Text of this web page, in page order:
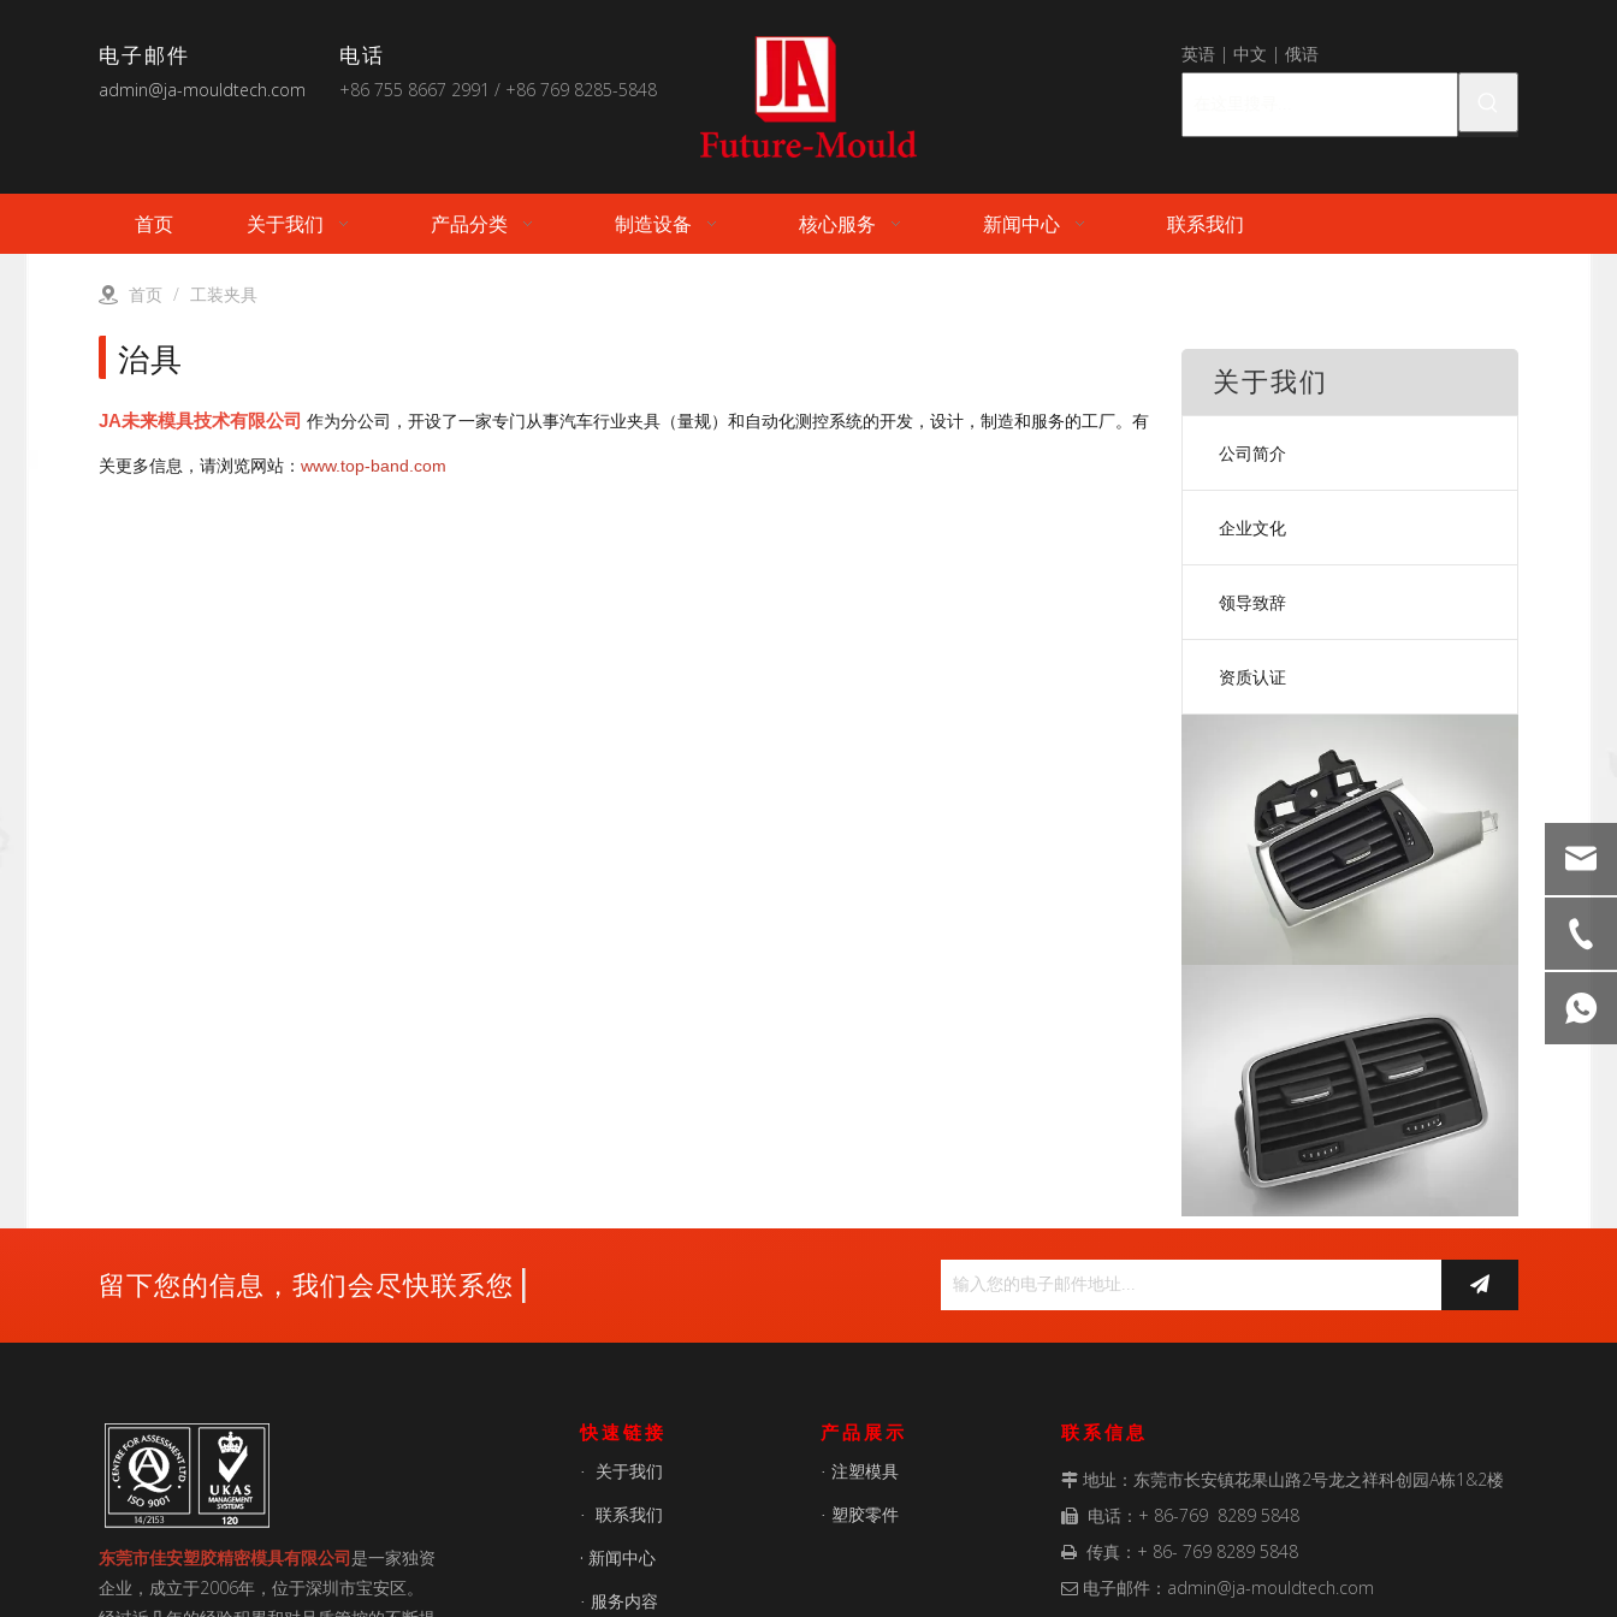
电子邮件
admin@ja-mouldtech.com
电话
+86 755 8667 2991 / +86 769 8285-5848
英语 | 中文 | 俄语
首页 关于我们 产品分类 制造设备 核心服务 新闻中心 联系我们
首页 / 工装夹具
治具
JA未来模具技术有限公司 作为分公司，开设了一家专门从事汽车行业夹具（量规）和自动化测控系统的开发，设计，制造和服务的工厂。有
关更多信息，请浏览网站： www.top-band.com
关于我们
公司简介
企业文化
领导致辞
资质认证
留下您的信息，我们会尽快联系您 |
东莞市佳安塑胶精密模具有限公司是一家独资
企业，成立于2006年，位于深圳市宝安区。
快速链接
· 关于我们
· 联系我们
· 新闻中心
· 服务内容
产品展示
· 注塑模具
· 塑胶零件
联系信息
 地址：东莞市长安镇花果山路2号龙之祥科创园A栋1&2楼
 电话：+ 86-769 8289 5848
 传真：+ 86- 769 8289 5848
 电子邮件： admin@ja-mouldtech.com